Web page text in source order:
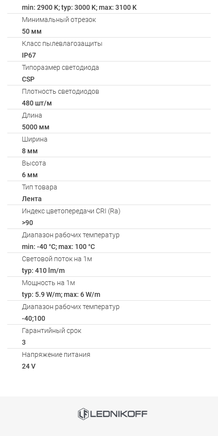
min: 2900 K; typ: 3000 K; max: 3100 K
Минимальный отрезок
50 мм
Класс пылевлагозащиты
IP67
Типоразмер светодиода
CSP
Плотность светодиодов
480 шт/м
Длина
5000 мм
Ширина
8 мм
Высота
6 мм
Тип товара
Лента
Индекс цветопередачи CRI (Ra)
>90
Диапазон рабочих температур
min: -40 °C; max: 100 °C
Световой поток на 1м
typ: 410 lm/m
Мощность на 1м
typ: 5.9 W/m; max: 6 W/m
Диапазон рабочих температур
-40;100
Гарантийный срок
3
Напряжение питания
24 V
АКСЕССУАРЫ